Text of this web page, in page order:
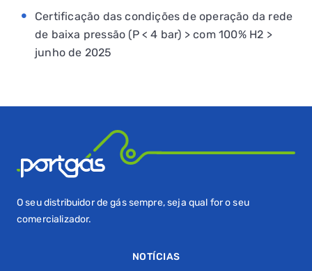
Certificação das condições de operação da rede
de baixa pressão (P < 4 bar) > com 100% H2 >
junho de 2025
O seu distribuidor de gás sempre, seja qual for o seu
comercializador.
NOTÍCIAS